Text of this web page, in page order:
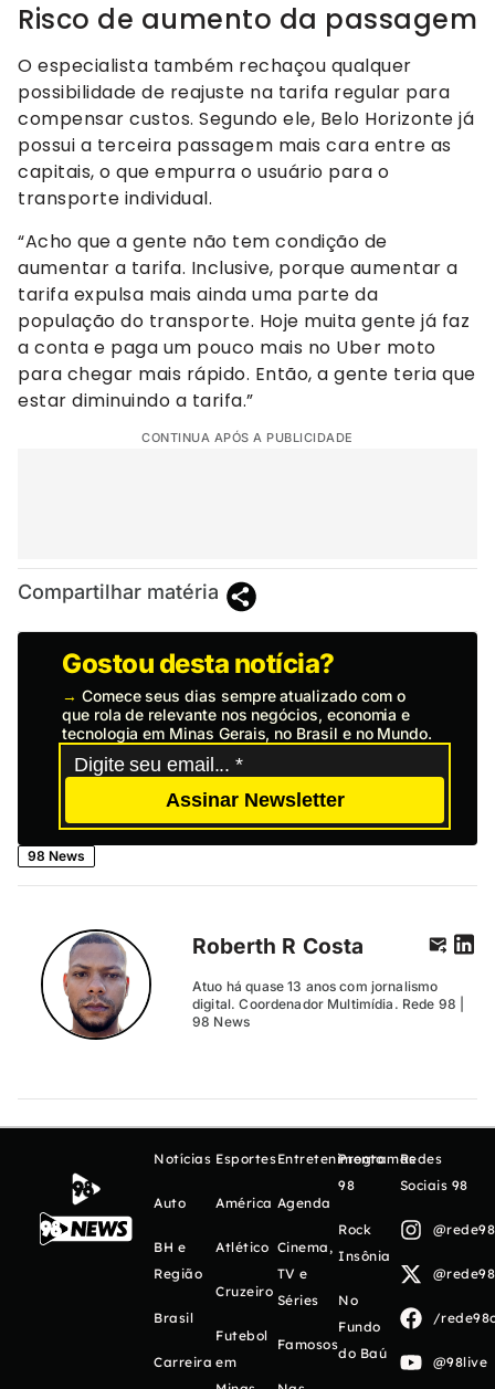
Risco de aumento da passagem
O especialista também rechaçou qualquer
possibilidade de reajuste na tarifa regular para
compensar custos. Segundo ele, Belo Horizonte já
possui a terceira passagem mais cara entre as
capitais, o que empurra o usuário para o
transporte individual.
“Acho que a gente não tem condição de
aumentar a tarifa. Inclusive, porque aumentar a
tarifa expulsa mais ainda uma parte da
população do transporte. Hoje muita gente já faz
a conta e paga um pouco mais no Uber moto
para chegar mais rápido. Então, a gente teria que
estar diminuindo a tarifa.”
CONTINUA APÓS A PUBLICIDADE
Compartilhar matéria
Gostou desta notícia?
→ Comece seus dias sempre atualizado com o
que rola de relevante nos negócios, economia e
tecnologia em Minas Gerais, no Brasil e no Mundo.
Assinar Newsletter
98 News
Roberth R Costa
Atuo há quase 13 anos com jornalismo
digital. Coordenador Multimídia. Rede 98 |
98 News
Notícias
Auto
BH e
Região
Brasil
Carreira
Esportes
América
Atlético
Cruzeiro
Futebol
em
Entretenimento
Agenda
Cinema,
TV e
Séries
Famosos
Programas
98
Rock
Insônia
No
Fundo
do Baú
Redes
Sociais 98
/
@98live